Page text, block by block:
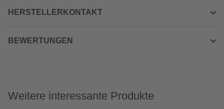
HERSTELLERKONTAKT
BEWERTUNGEN
Weitere interessante Produkte